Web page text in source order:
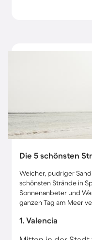
Die 5 schönsten
Weicher, pudriger
schönsten Strände in
Sonnenanbeter und
ganzen Tag am Meer
1. Valencia